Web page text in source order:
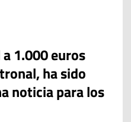
1.000 euros
ha sido
noticia para los